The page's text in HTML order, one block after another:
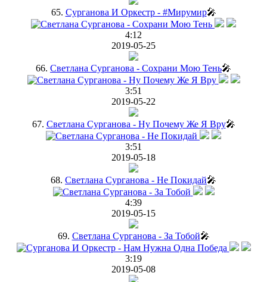
65. Сурганова И Оркестр - #Мирумир🎤
4:12
2019-05-25
66. Светлана Сурганова - Сохрани Мою Тень🎤
3:51
2019-05-22
67. Светлана Сурганова - Ну Почему Же Я Вру🎤
3:51
2019-05-18
68. Светлана Сурганова - Не Покидай🎤
4:39
2019-05-15
69. Светлана Сурганова - За Тобой🎤
3:19
2019-05-08